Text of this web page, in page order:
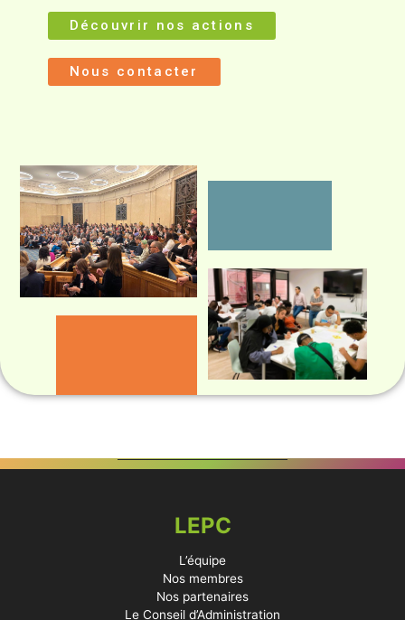
Découvrir nos actions
Nous contacter
LEPC
L’équipe
Nos membres
Nos partenaires
Le Conseil d’Administration